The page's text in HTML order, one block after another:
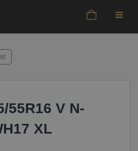
55R16 V N-
XL